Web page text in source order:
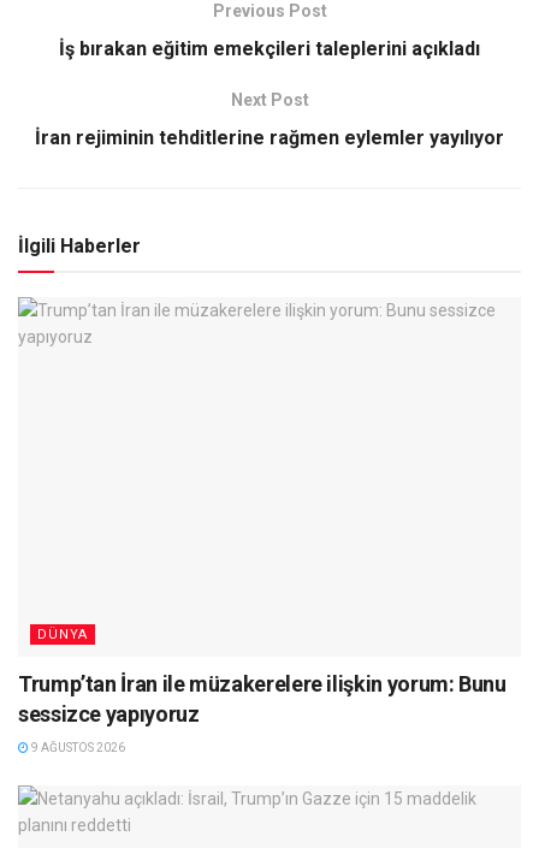
Previous Post
İş bırakan eğitim emekçileri taleplerini açıkladı
Next Post
İran rejiminin tehditlerine rağmen eylemler yayılıyor
İlgili Haberler
DÜNYA
Trump’tan İran ile müzakerelere ilişkin yorum: Bunu
sessizce yapıyoruz
9 AĞUSTOS 2026